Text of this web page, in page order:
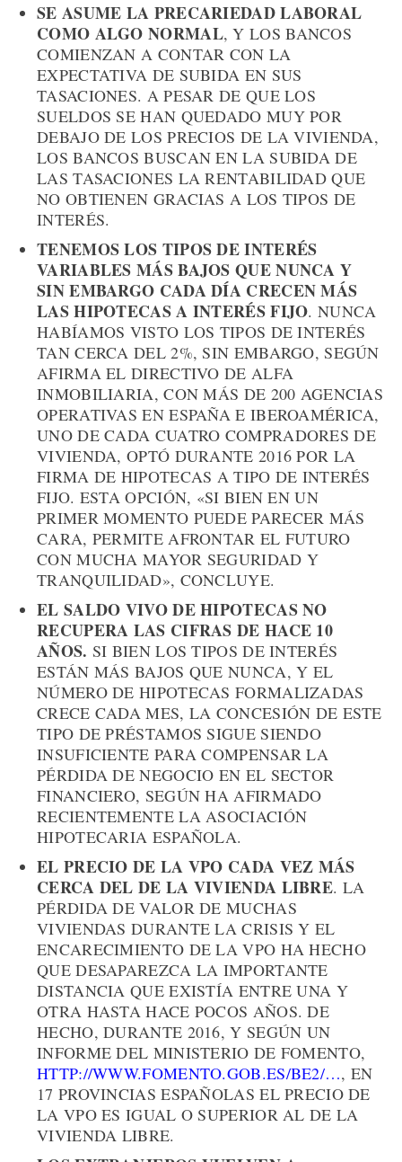
SE ASUME LA PRECARIEDAD LABORAL
COMO ALGO NORMAL, Y LOS BANCOS
COMIENZAN A CONTAR CON LA
EXPECTATIVA DE SUBIDA EN SUS
TASACIONES. A PESAR DE QUE LOS
SUELDOS SE HAN QUEDADO MUY POR
DEBAJO DE LOS PRECIOS DE LA VIVIENDA,
LOS BANCOS BUSCAN EN LA SUBIDA DE
LAS TASACIONES LA RENTABILIDAD QUE
NO OBTIENEN GRACIAS A LOS TIPOS DE
INTERÉS.
TENEMOS LOS TIPOS DE INTERÉS
VARIABLES MÁS BAJOS QUE NUNCA Y
SIN EMBARGO CADA DÍA CRECEN MÁS
LAS HIPOTECAS A INTERÉS FIJO. NUNCA
HABÍAMOS VISTO LOS TIPOS DE INTERÉS
TAN CERCA DEL 2%, SIN EMBARGO, SEGÚN
AFIRMA EL DIRECTIVO DE ALFA
INMOBILIARIA, CON MÁS DE 200 AGENCIAS
OPERATIVAS EN ESPAÑA E IBEROAMÉRICA,
UNO DE CADA CUATRO COMPRADORES DE
VIVIENDA, OPTÓ DURANTE 2016 POR LA
FIRMA DE HIPOTECAS A TIPO DE INTERÉS
FIJO. ESTA OPCIÓN, «SI BIEN EN UN
PRIMER MOMENTO PUEDE PARECER MÁS
CARA, PERMITE AFRONTAR EL FUTURO
CON MUCHA MAYOR SEGURIDAD Y
TRANQUILIDAD», CONCLUYE.
EL SALDO VIVO DE HIPOTECAS NO
RECUPERA LAS CIFRAS DE HACE 10
AÑOS. SI BIEN LOS TIPOS DE INTERÉS
ESTÁN MÁS BAJOS QUE NUNCA, Y EL
NÚMERO DE HIPOTECAS FORMALIZADAS
CRECE CADA MES, LA CONCESIÓN DE ESTE
TIPO DE PRÉSTAMOS SIGUE SIENDO
INSUFICIENTE PARA COMPENSAR LA
PÉRDIDA DE NEGOCIO EN EL SECTOR
FINANCIERO, SEGÚN HA AFIRMADO
RECIENTEMENTE LA ASOCIACIÓN
HIPOTECARIA ESPAÑOLA.
EL PRECIO DE LA VPO CADA VEZ MÁS
CERCA DEL DE LA VIVIENDA LIBRE. LA
PÉRDIDA DE VALOR DE MUCHAS
VIVIENDAS DURANTE LA CRISIS Y EL
ENCARECIMIENTO DE LA VPO HA HECHO
QUE DESAPAREZCA LA IMPORTANTE
DISTANCIA QUE EXISTÍA ENTRE UNA Y
OTRA HASTA HACE POCOS AÑOS. DE
HECHO, DURANTE 2016, Y SEGÚN UN
INFORME DEL MINISTERIO DE FOMENTO,
HTTP://WWW.FOMENTO.GOB.ES/BE2/…, EN
17 PROVINCIAS ESPAÑOLAS EL PRECIO DE
LA VPO ES IGUAL O SUPERIOR AL DE LA
VIVIENDA LIBRE.